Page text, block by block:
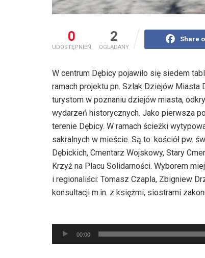
0
UDOSTĘPNIEŃ
2
OGLĄDANY
Share
W centrum Dębicy pojawiło się siedem
ramach projektu pn. Szlak Dziejów Miasta
turystom w poznaniu dziejów miasta,
wydarzeń historycznych. Jako pierwsza
terenie Dębicy. W ramach ścieżki
sakralnych w mieście. Są to: kościół pw.
Dębickich, Cmentarz Wojskowy, Stary
Krzyż na Placu Solidarności. Wyborem
i regionaliści: Tomasz Czapla, Zbigniew
konsultacji m.in. z księżmi, siostrami
Odtwarzacz
plików
00:00